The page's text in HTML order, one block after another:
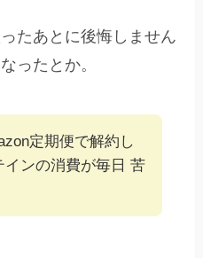
たあとに後悔しません
ったとか。
定期便で解約し
インの消費が毎日 苦